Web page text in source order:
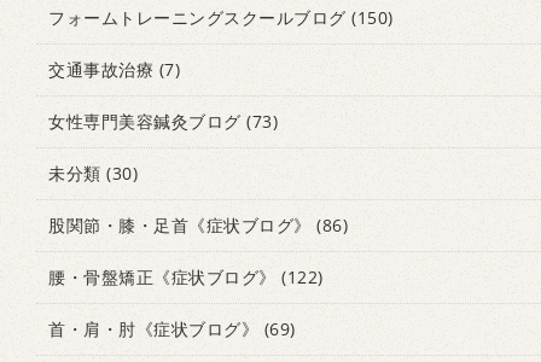
フォームトレーニングスクールブログ (150)
交通事故治療 (7)
女性専門美容鍼灸ブログ(73)
未分類 (30)
股関節・膝・足首《症状ブログ》 (86)
腰・骨盤矯正《症状ブログ》 (122)
首・肩・肘《症状ブログ》 (69)